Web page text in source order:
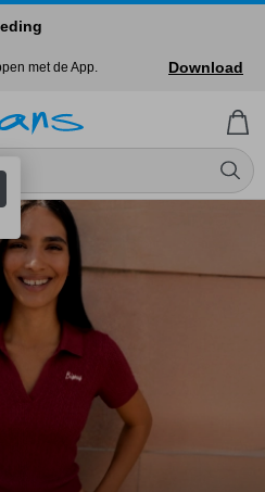
met de App.
Download